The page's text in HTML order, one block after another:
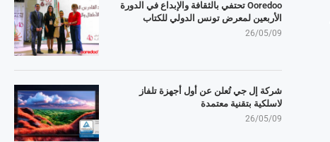
Ooredoo تحتفي بالثقافة والإبداع في الدورة
الأربعين لمعرض تونس الدولي للكتاب
26/05/09
شركة إل جي تُعلن عن أول أجهزة تلفاز
لاسلكية بتقنية معتمدة
26/05/09